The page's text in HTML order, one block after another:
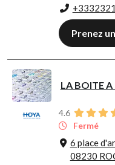
Prenez
LA BOITE A
4.6
Fermé
6 place
08230